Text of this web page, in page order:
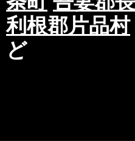
利根郡片品村
ど